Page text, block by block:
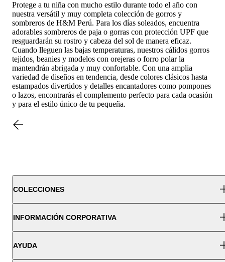
Protege a tu niña con mucho estilo durante todo el año con
nuestra versátil y muy completa colección de gorros y
sombreros de H&M Perú. Para los días soleados, encuentra
adorables sombreros de paja o gorras con protección UPF que
resguardarán su rostro y cabeza del sol de manera eficaz.
Cuando lleguen las bajas temperaturas, nuestros cálidos gorros
tejidos, beanies y modelos con orejeras o forro polar la
mantendrán abrigada y muy confortable. Con una amplia
variedad de diseños en tendencia, desde colores clásicos hasta
estampados divertidos y detalles encantadores como pompones
o lazos, encontrarás el complemento perfecto para cada ocasión
y para el estilo único de tu pequeña.
COLECCIONES
INFORMACIÓN CORPORATIVA
AYUDA